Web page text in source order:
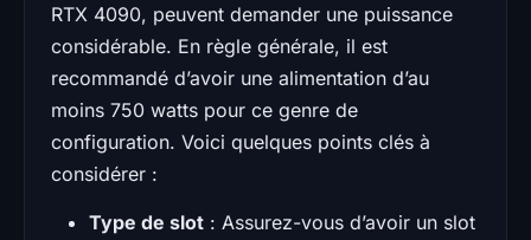
RTX 4090, peuvent demander une puissance
considérable. En règle générale, il est
recommandé d’avoir une alimentation d’au
moins 750 watts pour ce genre de
configuration. Voici quelques points clés à
considérer :
Type de slot : Assurez-vous d’avoir un slot